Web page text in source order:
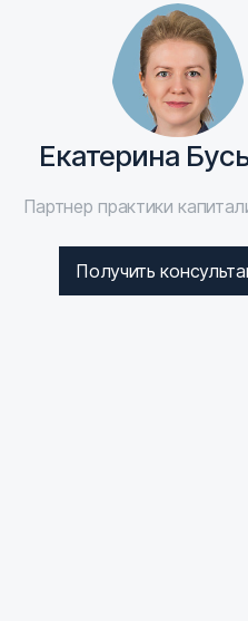
Екатерина
Партнер практики
Получить